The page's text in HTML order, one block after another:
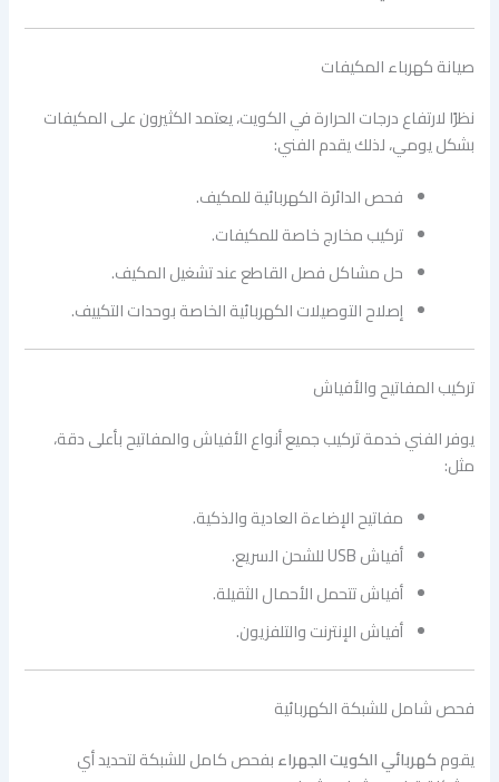
صيانة كهرباء المكيفات
نظرًا لارتفاع درجات الحرارة في الكويت، يعتمد الكثيرون على المكيفات
بشكل يومي، لذلك يقدم الفني:
فحص الدائرة الكهربائية للمكيف.
تركيب مخارج خاصة للمكيفات.
حل مشاكل فصل القاطع عند تشغيل المكيف.
إصلاح التوصيلات الكهربائية الخاصة بوحدات التكييف.
تركيب المفاتيح والأفياش
يوفر الفني خدمة تركيب جميع أنواع الأفياش والمفاتيح بأعلى دقة،
مثل:
مفاتيح الإضاءة العادية والذكية.
أفياش USB للشحن السريع.
أفياش تتحمل الأحمال الثقيلة.
أفياش الإنترنت والتلفزيون.
فحص شامل للشبكة الكهربائية
يقومكهربائي الكويت الجهراءبفحص كامل للشبكة لتحديد أي